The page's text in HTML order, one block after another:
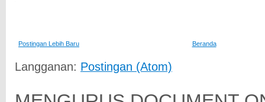
Postingan Lebih Baru Beranda
Langganan: Postingan (Atom)